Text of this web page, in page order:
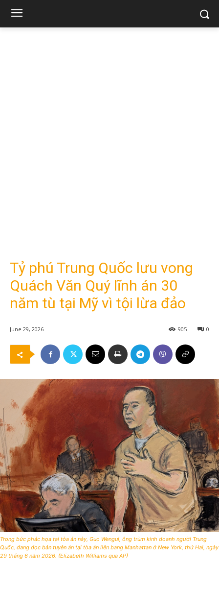
Tỷ phú Trung Quốc lưu vong
Quách Văn Quý lĩnh án 30
năm tù tại Mỹ vì tội lừa đảo
June 29, 2026 0
905
Trong bức phác họa tại tòa án này, Guo Wengui, ông trùm kinh doanh người Trung
Quốc, đang đọc bản tuyên án tại tòa án liên bang Manhattan ở New York, thứ Hai, ngày
29 tháng 6 năm 2026. (Elizabeth Williams qua AP)